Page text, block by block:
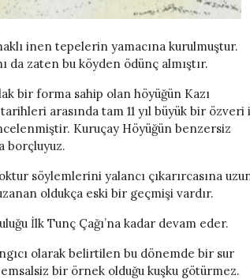
inen tepelerin yamacına kurulmuştur.
da zaten bu köyden ödünç almıştır.
bir forma sahip olan höyüğün Kazı
arasında tam 11 yıl büyük bir özveri
Kuruçay Höyüğün benzersiz
borçluyuz.
söylemlerini yalancı çıkarırcasına
oldukça eski bir geçmişi vardır.
İlk Tunç Çağı’na kadar devam eder.
olarak belirtilen bu dönemde bir sur
bir örnek olduğu kuşku götürmez.